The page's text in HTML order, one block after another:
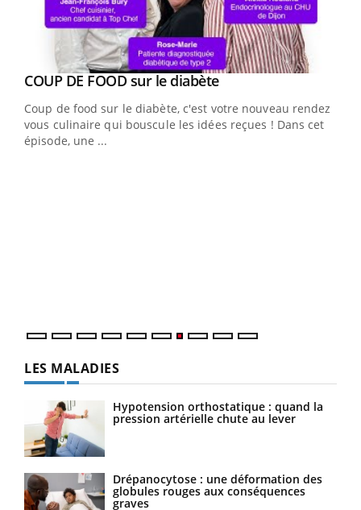
Youtube
COUP DE FOOD sur le diabèteYoutube
Coup de food sur le diabète, c'est votre nouveau rendez-
vous culinaire qui bouscule les idées reçues ! Dans cet
épisode, une ...
LES MALADIES
Hypotension orthostatique : quand la
pression artérielle chute au lever
Drépanocytose : une déformation des
globules rouges aux conséquences
graves